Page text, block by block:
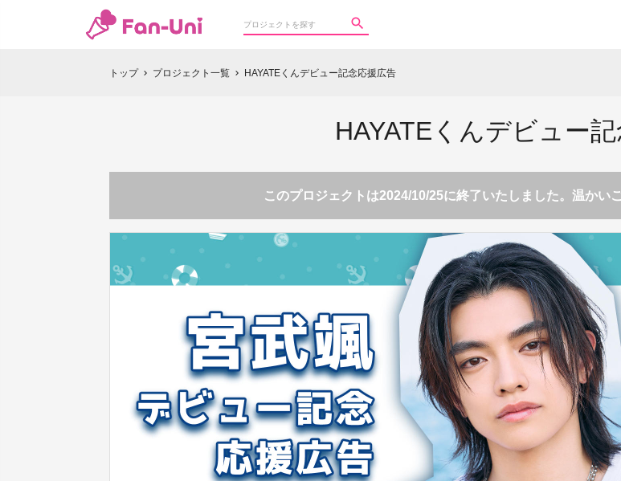
トップ chevron_right プロジェクト一覧 chevron_right HAYATEくんデビュー記念応援広告
HAYATEくんデビュー
このプロジェクトは2024/10/25に終了いたしました。温かい